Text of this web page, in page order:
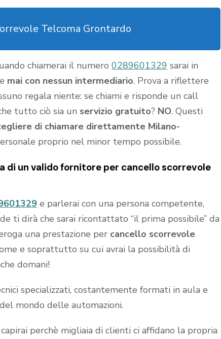
Telcoma Grontardo
chiamerai il numero 0289601329 sarai in
mai con nessun intermediario. Prova a riflettere
regala niente: se chiami e risponde un call
tutto ciò sia un servizio gratuito? NO. Questi
di chiamare direttamente Milano-
proprio nel minor tempo possibile.
di un valido fornitore per cancello scorrevole
e parlerai con una persona competente,
ti dirà che sarai ricontattato “il prima possibile” da
una prestazione per cancello scorrevole
e soprattutto su cui avrai la possibilità di
domani!
specializzati, costantemente formati in aula e
mondo delle automazioni.
capirai perchè migliaia di clienti ci affidano la propria